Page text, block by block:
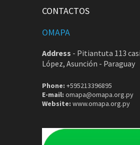
CONTACTOS
OMAPA
Address - Pitiantuta 113
López, Asunción - Paraguay
Phone: +595213396895
E-mail: omapa@omapa.org.py
Website: www.omapa.org.py